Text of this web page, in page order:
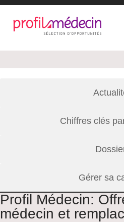
Chiffres clés
Gérer sa
Profil Médecin:
médecin et